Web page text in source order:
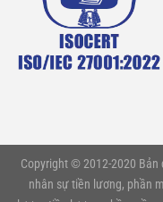
Copyright © 2012-2020 Bản
nhân sự tiền lương, phần